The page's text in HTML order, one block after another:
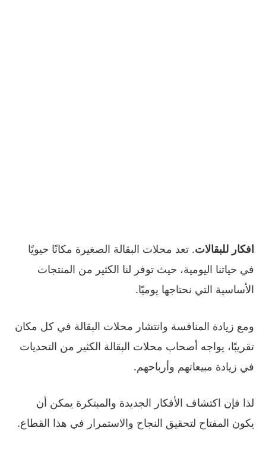
افكار للبقالات. تعد محلات البقالة الصغيرة مكانًا حيويًا
في حياتنا اليومية، حيث توفر لنا الكثير من المنتجات
الأساسية التي نحتاجها يوميًا.
ومع زيادة المنافسة وانتشار محلات البقالة في كل مكان
تقريبًا، يواجه أصحاب محلات البقالة الكثير من التحديات
في زيادة مبيعاتهم وأرباحهم.
لذا فإن اكتشاف الأفكار الجديدة والمبتكرة يمكن أن
يكون المفتاح لتحقيق النجاح والاستمرار في هذا القطاع.